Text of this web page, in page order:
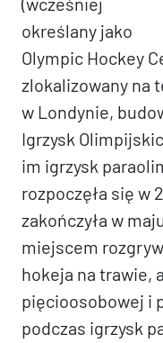
określany jako
Olympic Hockey
zlokalizowany na
w Londynie,
Igrzysk
im igrzysk
rozpoczęła się w
zakończyła w
miejscem
hokeja na trawie,
pięcioosobowej i
podczas igrzysk